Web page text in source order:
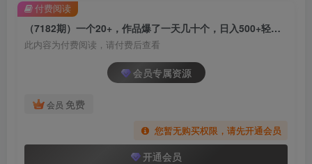
（7182期）一个20+，作品爆了一天几十个，日入500+轻轻松松的线上旅行社，6节保姆…
此内容为付费阅读，请付费后查看
会员专属资源
会员 免费
您暂无购买权限，请先开通会员
开通会员
付费阅读